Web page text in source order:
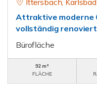
Ittersbach, Karlsbad
Attraktive moderne
vollständig
Bürofläche
92 m²
FLÄCHE